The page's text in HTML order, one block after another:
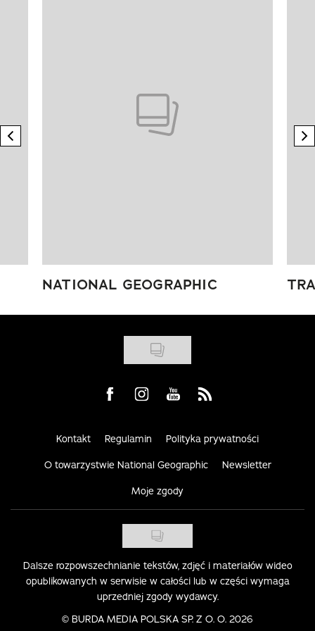
previous element
NATIONAL GEOGRAPHIC
Visit us on Facebook
Visit us on Instagram
Visit us on Youtube
Visit us on Rss
Kontakt Regulamin Polityka prywatności
O towarzystwie National Geographic Newsletter
Moje zgody
Dalsze rozpowszechnianie tekstów, zdjęć i materiałów wideo
opublikowanych w serwisie w całości lub w części wymaga
uprzedniej zgody wydawcy.
© BURDA MEDIA POLSKA SP. Z O. O. 2026